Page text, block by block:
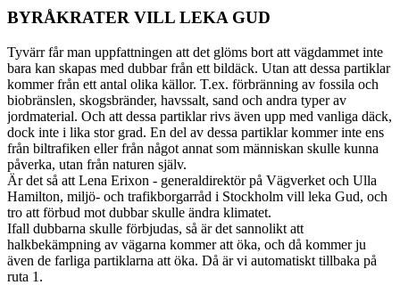
BYRÅKRATER VILL LEKA GUD
Tyvärr får man uppfattningen att det glöms bort att vägdammet inte
bara kan skapas med dubbar från ett bildäck. Utan att dessa partiklar
kommer från ett antal olika källor. T.ex. förbränning av fossila och
biobränslen, skogsbränder, havssalt, sand och andra typer av
jordmaterial. Och att dessa partiklar rivs även upp med vanliga däck,
dock inte i lika stor grad. En del av dessa partiklar kommer inte ens
från biltrafiken eller från något annat som människan skulle kunna
påverka, utan från naturen själv.
Är det så att Lena Erixon - generaldirektör på Vägverket och Ulla
Hamilton, miljö- och trafikborgarråd i Stockholm vill leka Gud, och
tro att förbud mot dubbar skulle ändra klimatet.
Ifall dubbarna skulle förbjudas, så är det sannolikt att
halkbekämpning av vägarna kommer att öka, och då kommer ju
även de farliga partiklarna att öka. Då är vi automatiskt tillbaka på
ruta 1.